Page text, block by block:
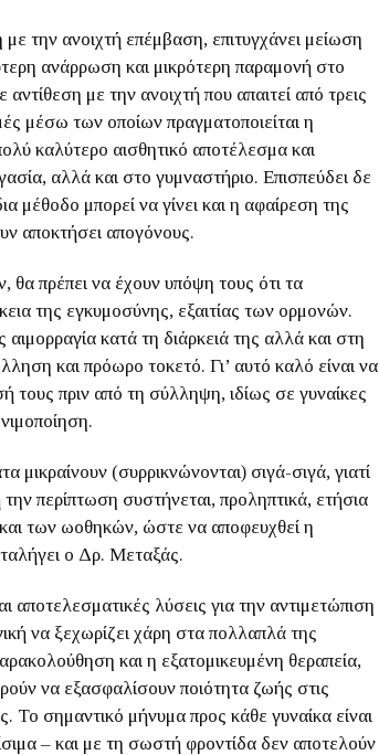
την ανοιχτή επέμβαση, επιτυγχάνει μείωση
ανάρρωση και μικρότερη παραμονή στο
με την ανοιχτή που απαιτεί από τρεις
μέσω των οποίων πραγματοποιείται η
καλύτερο αισθητικό αποτέλεσμα και
αλλά και στο γυμναστήριο. Επισπεύδει δε
μέθοδο μπορεί να γίνει και η αφαίρεση της
αποκτήσει απογόνους.
θα πρέπει να έχουν υπόψη τους ότι τα
της εγκυμοσύνης, εξαιτίας των ορμονών.
κατά τη διάρκειά της αλλά και στη
και πρόωρο τοκετό. Γι’ αυτό καλό είναι να
τους πριν από τη σύλληψη, ιδίως σε γυναίκες
(συρρικνώνονται) σιγά-σιγά, γιατί
περίπτωση συστήνεται, προληπτικά, ετήσια
των ωοθηκών, ώστε να αποφευχθεί η
ο Δρ. Μεταξάς.
λύσεις για την αντιμετώπιση
να ξεχωρίζει χάρη στα πολλαπλά της
και η εξατομικευμένη θεραπεία,
να εξασφαλίσουν ποιότητα ζωής στις
Το σημαντικό μήνυμα προς κάθε γυναίκα είναι
– και με τη σωστή φροντίδα δεν αποτελούν